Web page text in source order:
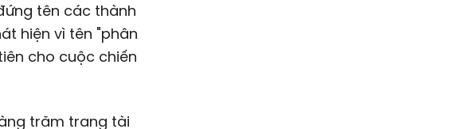
tên các thành
hiện vì tên "phân
cho cuộc chiến
trăm trang tài